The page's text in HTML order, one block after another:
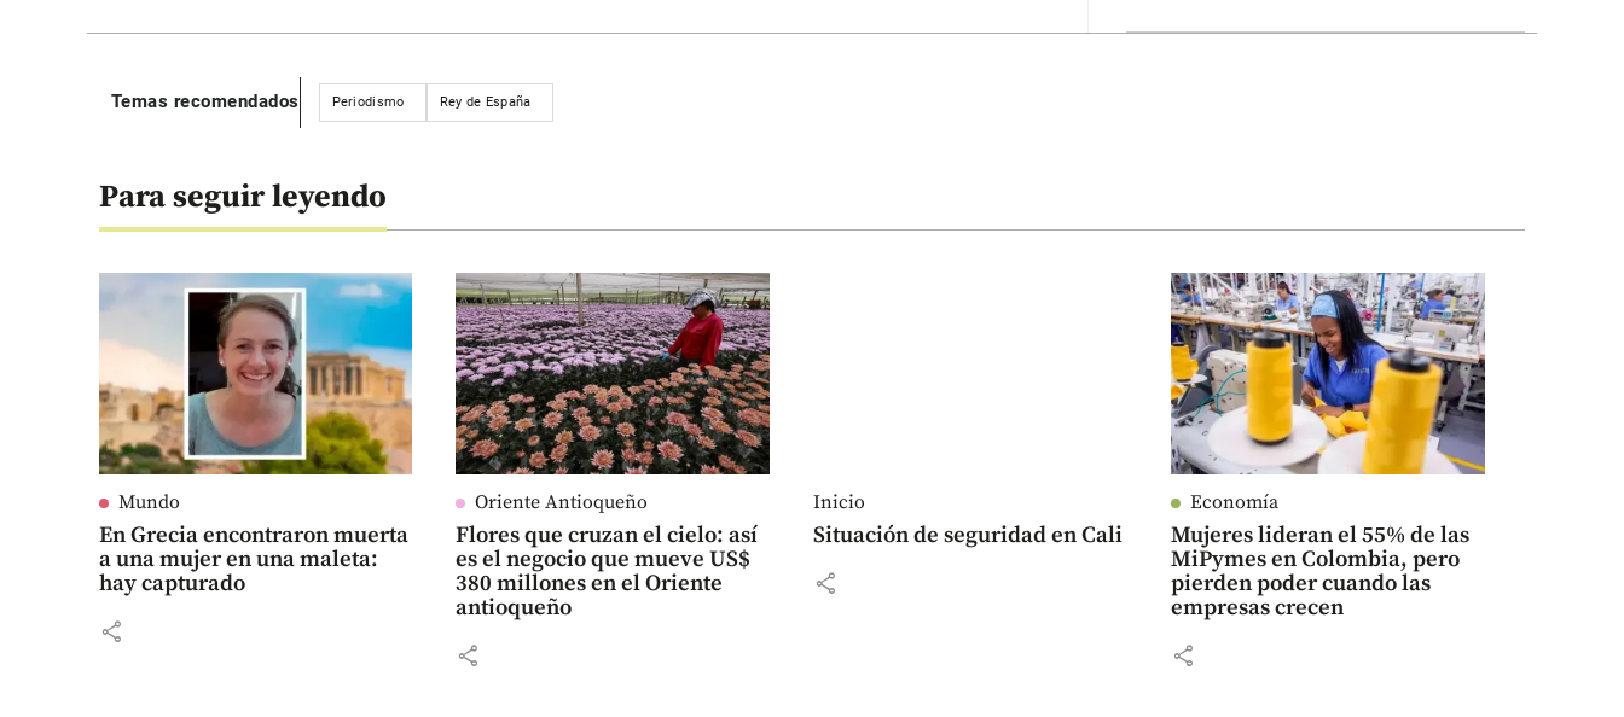
Temas recomendados Periodismo Rey de España
Para seguir leyendo
Mundo
En Grecia encontraron muerta
a una mujer en una maleta:
hay capturado
share
Oriente Antioqueño
Flores que cruzan el cielo: así
es el negocio que mueve US$
380 millones en el Oriente
antioqueño
share
Inicio
Situación de seguridad en Cali
share
Economía
Mujeres lideran el 55% de las
MiPymes en Colombia, pero
pierden poder cuando las
empresas crecen
share